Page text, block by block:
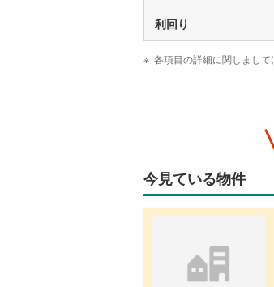
利回り
各項目の詳細に関しまして
今見ている物件